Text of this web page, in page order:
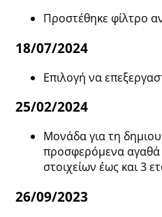
Προστέθηκε φίλτρο
18/07/2024
Επιλογή να
25/02/2024
Μονάδα για τη
προσφερόμενα αγαθά
στοιχείων έως και 3
26/09/2023